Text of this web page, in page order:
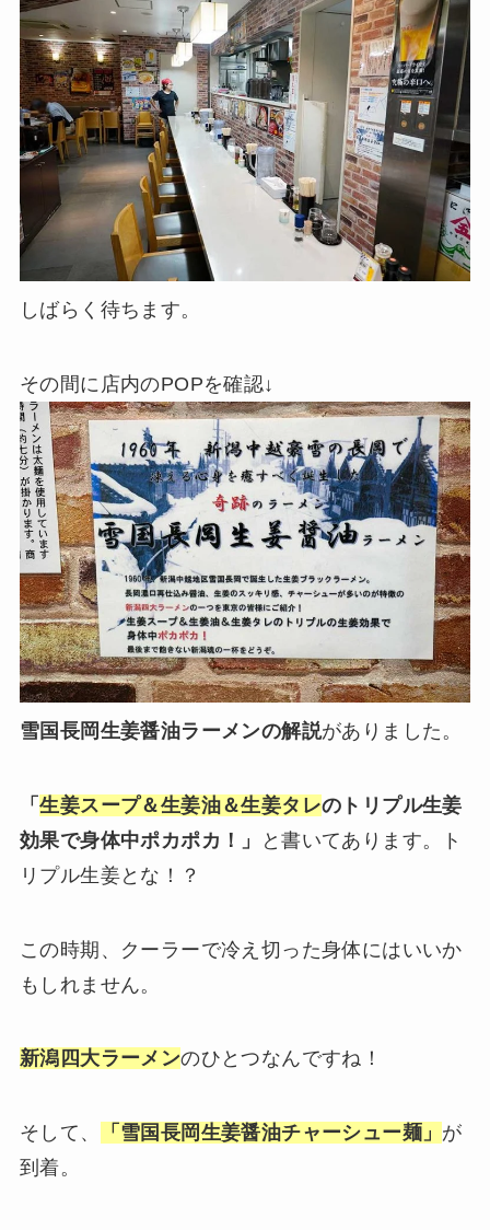
しばらく待ちます。
その間に店内のPOPを確認↓
雪国長岡生姜醤油ラーメンの解説がありました。
「生姜スープ＆生姜油＆生姜タレのトリプル生姜
効果で身体中ポカポカ！」
と書いてあります。ト
リプル生姜とな！？
この時期、クーラーで冷え切った身体にはいいか
もしれません。
新潟四大ラーメンのひとつなんですね！
そして、 「雪国長岡生姜醤油チャーシュー麺」 が
到着。